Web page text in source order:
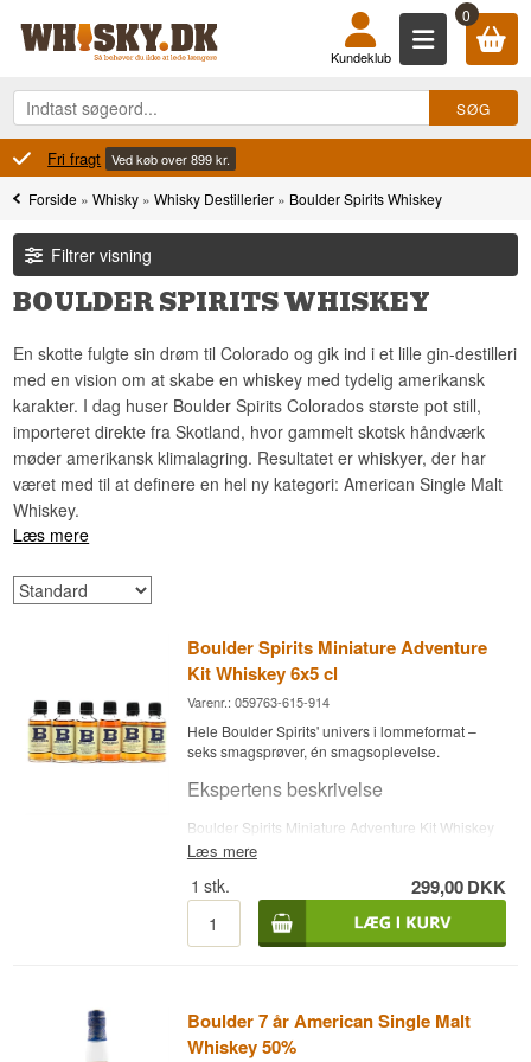
0
Kundeklub
100% Danskejet
Forside »Whisky »Whisky Destillerier » Boulder Spirits Whiskey
Filtrer visning
BOULDER SPIRITS WHISKEY
En skotte fulgte sin drøm til Colorado og gik ind i et lille gin-destilleri
med en vision om at skabe en whiskey med tydelig amerikansk
karakter. I dag huser Boulder Spirits Colorados største pot still,
importeret direkte fra Skotland, hvor gammelt skotsk håndværk
møder amerikansk klimalagring. Resultatet er whiskyer, der har
været med til at definere en hel ny kategori: American Single Malt
Whiskey.
Læs mere
Boulder Spirits Miniature Adventure
Kit Whiskey 6x5 cl
Varenr.: 059763-615-914
Hele Boulder Spirits' univers i lommeformat –
seks smagsprøver, én smagsoplevelse.
Ekspertens beskrivelse
Boulder Spirits Miniature Adventure Kit Whiskey
samler seks miniatureflasker af 5 cl fra
igennem husets forskellige stilarter uden at
investere i seks fulde flasker. Boulder Spirits blev
grundlagt af skotten Alastair Brogan, der flyttede
til Colorado i 2011 og startede destilleriet som
største kobber-pot stills og var med til at
grundlægge kategorien American Single Malt
Læs mere
1 stk. 299,00DKK
Boulder 7 år American Single Malt
Whiskey 50%